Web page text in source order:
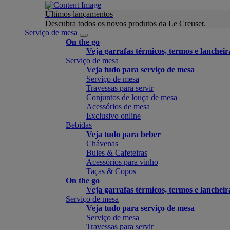
Últimos lançamentos
Descubra todos os novos produtos da Le Creuset.
Serviço de mesa
On the go
Veja garrafas térmicos, termos e
Serviço de mesa
Veja tudo para serviço de mesa
Serviço de mesa
Travessas para servir
Conjuntos de louça de mesa
Acessórios de mesa
Exclusivo online
Bebidas
Veja tudo para beber
Chávenas
Bules & Cafeteiras
Acessórios para vinho
Taças & Copos
On the go
Veja garrafas térmicos, termos e
Serviço de mesa
Veja tudo para serviço de mesa
Serviço de mesa
Travessas para servir